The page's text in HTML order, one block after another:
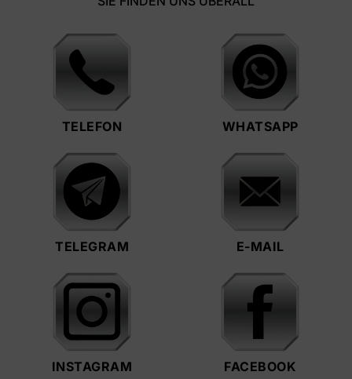
TELEFON WHATSAPP
TELEGRAM E-MAIL
INSTAGRAM FACEBOOK